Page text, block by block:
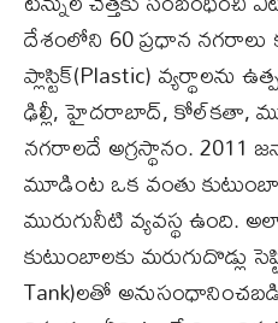
దేశంలోని 60 ప్రధాన నగరాలు
ప్లాస్టిక్(Plastic) వ్యర్థాలను
ఢిల్లీ, హైదరాబాద్, కోల్‌కతా,
నగరాలదే అగ్రస్థానం. 2011
మూడింట ఒక వంతు
మురుగునీటి వ్యవస్థ ఉంది.
కుటుంబాలకు మరుగుదొడ్లు
Tank)లతో